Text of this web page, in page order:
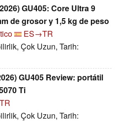
GU405: Core Ultra 9
de grosor y 1,5 kg de peso
ES→TR
Çok Uzun, Tarih:
GU405 Review: portátil
Ti
Çok Uzun, Tarih: